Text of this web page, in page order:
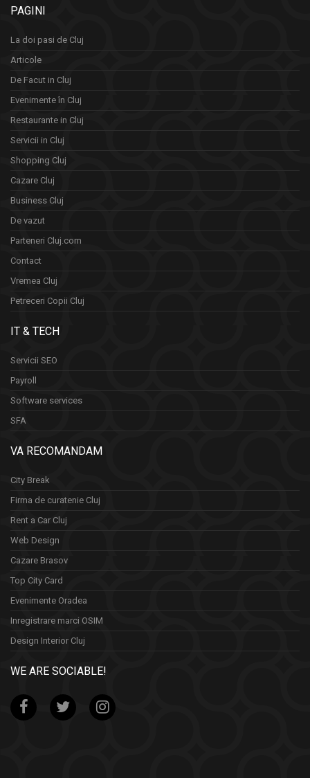
PAGINI
La doi pasi de Cluj
Articole
De Facut in Cluj
Evenimente în Cluj
Restaurante in Cluj
Servicii in Cluj
Shopping Cluj
Cazare Cluj
Business Cluj
De vazut
Parteneri Cluj.com
Contact
Vremea Cluj
Petreceri Copii Cluj
IT & TECH
Servicii SEO
Payroll
Software services
SFA
VA RECOMANDAM
City Break
Firma de curatenie Cluj
Rent a Car Cluj
Web Design
Cazare Brasov
Top City Card
Evenimente Oradea
Inregistrare marci OSIM
Design Interior Cluj
WE ARE SOCIABLE!